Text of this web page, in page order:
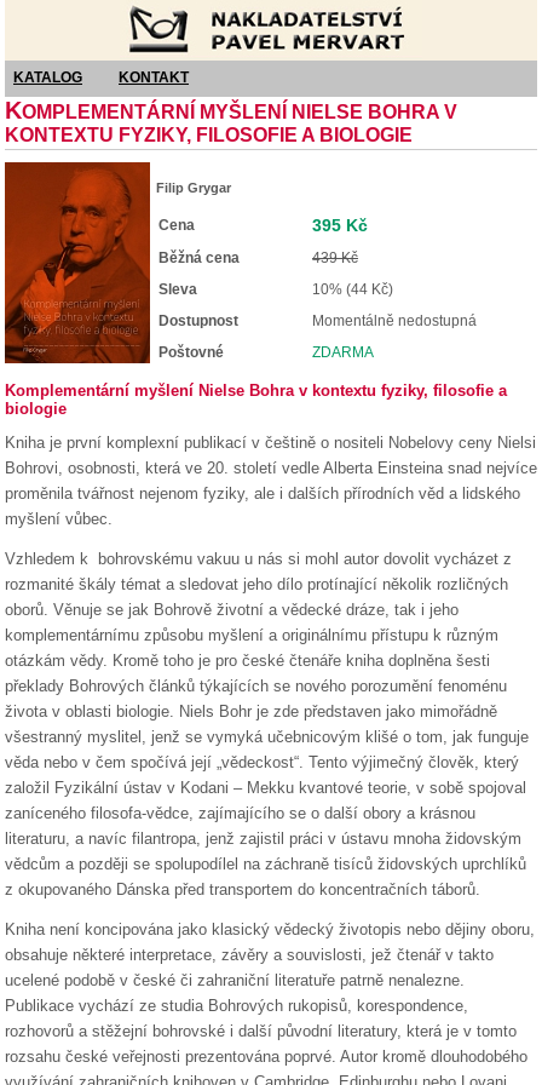
KATALOG KONTAKT
KOMPLEMENTÁRNÍ MYŠLENÍ NIELSE BOHRA V
KONTEXTU FYZIKY, FILOSOFIE A BIOLOGIE
Filip Grygar
Cena 395 Kč
Běžná cena
439 Kč
Sleva
10% (44 Kč)
Dostupnost
Momentálně nedostupná
Poštovné
ZDARMA
Komplementární myšlení Nielse Bohra v kontextu fyziky, filosofie a
biologie
Kniha je první komplexní publikací v češtině o nositeli Nobelovy ceny Nielsi
Bohrovi, osobnosti, která ve 20. století vedle Alberta Einsteina snad nejvíce
proměnila tvářnost nejenom fyziky, ale i dalších přírodních věd a lidského
myšlení vůbec.
Vzhledem k bohrovskému vakuu u nás si mohl autor dovolit vycházet z
rozmanité škály témat a sledovat jeho dílo protínající několik rozličných
oborů. Věnuje se jak Bohrově životní a vědecké dráze, tak i jeho
komplementárnímu způsobu myšlení a originálnímu přístupu k různým
otázkám vědy. Kromě toho je pro české čtenáře kniha doplněna šesti
překlady Bohrových článků týkajících se nového porozumění fenoménu
života v oblasti biologie. Niels Bohr je zde představen jako mimořádně
všestranný myslitel, jenž se vymyká učebnicovým klišé o tom, jak funguje
věda nebo v čem spočívá její „vědeckost“. Tento výjimečný člověk, který
založil Fyzikální ústav v Kodani – Mekku kvantové teorie, v sobě spojoval
zaníceného filosofa-vědce, zajímajícího se o další obory a krásnou
literaturu, a navíc filantropa, jenž zajistil práci v ústavu mnoha židovským
vědcům a později se spolupodílel na záchraně tisíců židovských uprchlíků
z okupovaného Dánska před transportem do koncentračních táborů.
Kniha není koncipována jako klasický vědecký životopis nebo dějiny oboru,
obsahuje některé interpretace, závěry a souvislosti, jež čtenář v takto
ucelené podobě v české či zahraniční literatuře patrně nenalezne.
Publikace vychází ze studia Bohrových rukopisů, korespondence,
rozhovorů a stěžejní bohrovské i další původní literatury, která je v tomto
rozsahu české veřejnosti prezentována poprvé. Autor kromě dlouhodobého